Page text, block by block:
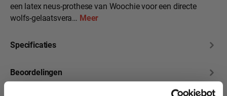
een latex neus-prothese van Woochie voor een directe
wolfs-gelaatsvera… Meer
Specificaties
Beoordelingen